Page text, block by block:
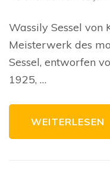
Wassily Sessel von
Meisterwerk des
Sessel, entworfen
1925, …
WEITERLESEN